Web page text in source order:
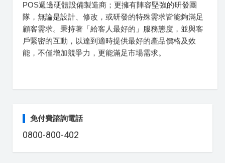
POS週邊硬體設備製造商；更擁有陣容堅強的研發團
隊，無論是設計、修改，或研發的特殊需求皆能夠滿足
顧客需求。秉持著「給客人最好的」服務態度，並與客
戶緊密的互動，以達到適時提供最好的產品價格及效
能，不僅增加競爭力，更能滿足市場需求。
免付費諮詢電話
0800-800-402